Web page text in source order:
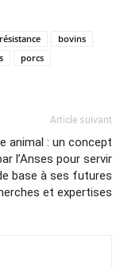
bovins
porcs
Article suivant
animal : un concept
l’Anses pour servir
base à ses futures
et expertises